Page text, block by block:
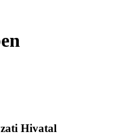
Hivatal